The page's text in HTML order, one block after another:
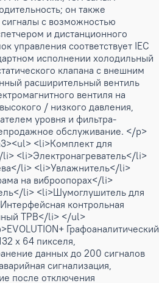
он также
с возможностью
и дистанционного
управления соответствует IEC
исполнении холодильный
клапана с внешним
расширительный вентиль
вентиля на
/ низкого давления,
уровня и фильтра-
обслуживание. </p>
<li>Комплект для
<li>Электронагреватель</li>
li> <li>Увлажнитель</li>
на виброопорах</li>
li> <li>Шумоглушитель для
контрольная
ТРВ</li> </ul>
Графоаналитический
х 64 пикселя,
данных до 200 сигналов
сигнализация,
после отключения